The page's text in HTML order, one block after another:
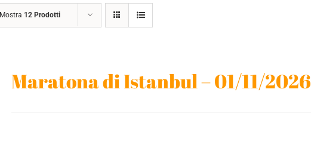
Mostra 12 Prodotti
Maratona di Istanbul – 01/11/2026